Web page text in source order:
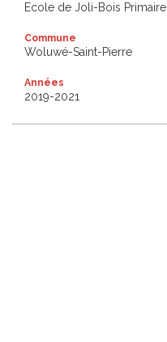
Ecole de Joli-Bois Primaire
Commune
Woluwé-Saint-Pierre
Années
2019-2021